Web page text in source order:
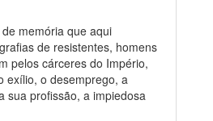
memória que aqui
de resistentes, homens
pelos cárceres do Império,
exílio, o desemprego, a
sua profissão, a impiedosa